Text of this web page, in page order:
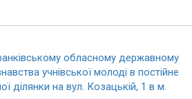
обласному державному
учнівської молоді в постійне
ділянки на вул. Козацькій, 1 в м.